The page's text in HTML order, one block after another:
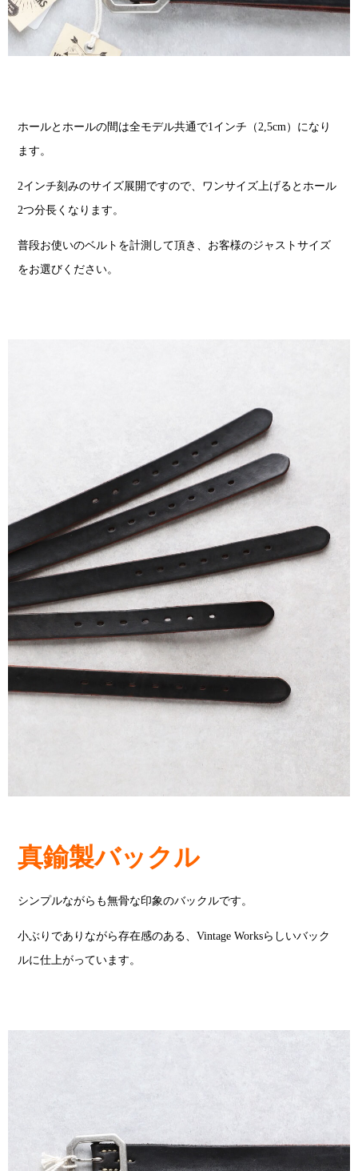
ホールとホールの間は全モデル共通で1インチ（2,5cm）になり
ます。
2インチ刻みのサイズ展開ですので、ワンサイズ上げるとホール
2つ分長くなります。
普段お使いのベルトを計測して頂き、お客様のジャストサイズ
をお選びください。
真鍮製バックル
シンプルながらも無骨な印象のバックルです。
小ぶりでありながら存在感のある、Vintage Worksらしいバック
ルに仕上がっています。